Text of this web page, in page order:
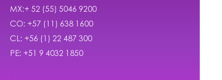
MX:+ 52 (55) 5046 9200
CO: +57 (11) 638 1600
CL: +56 (1) 22 487 300
PE: +51 9 4032 1850